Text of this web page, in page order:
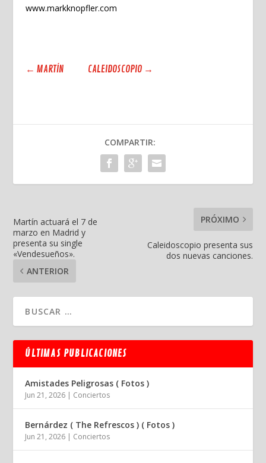
www.markknopfler.com
← MARTÍN CALEIDOSCOPIO→
COMPARTIR:
Martín actuará el 7 de
marzo en Madrid y
presenta su single
«Vendesueños».
ANTERIOR
PRÓXIMO
Caleidoscopio presenta sus
dos nuevas canciones.
ÚLTIMAS PUBLICACIONES
Amistades Peligrosas ( Fotos )
Jun 21, 2026 | Conciertos
Bernárdez ( The Refrescos ) ( Fotos )
Jun 21, 2026 | Conciertos